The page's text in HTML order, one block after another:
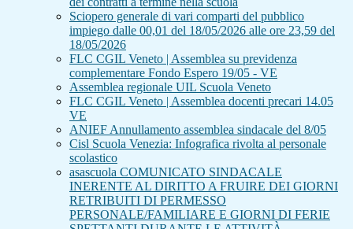
Sciopero generale di vari comparti del pubblico
impiego dalle 00,01 del 18/05/2026 alle ore 23,59 del
18/05/2026
FLC CGIL Veneto | Assemblea su previdenza
complementare Fondo Espero 19/05 - VE
Assemblea regionale UIL Scuola Veneto
FLC CGIL Veneto | Assemblea docenti precari 14.05
VE
ANIEF Annullamento assemblea sindacale del 8/05
Cisl Scuola Venezia: Infografica rivolta al personale
scolastico
asascuola COMUNICATO SINDACALE
INERENTE AL DIRITTO A FRUIRE DEI GIORNI
RETRIBUITI DI PERMESSO
PERSONALE/FAMILIARE E GIORNI DI FERIE